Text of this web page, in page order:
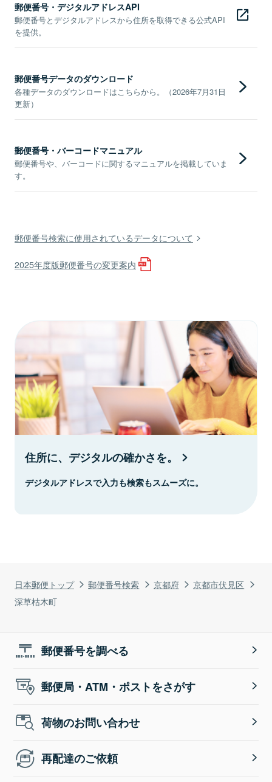
日本郵便トップ 郵便番号検索 京都府
京都市伏見区
深草枯木町
郵便番号・デジタルアドレスAPI
郵便番号とデジタルアドレスから住所を取得できる公式API
を提供。
郵便番号データのダウンロード
各種データのダウンロードはこちらから。（2026年7月31日
更新）
郵便番号・バーコードマニュアル
郵便番号や、バーコードに関するマニュアルを掲載していま
す。
郵便番号検索に使用されているデータについて
2025年度版郵便番号の変更案内
住所に、デジタルの確かさを。
デジタルアドレスで入力も検索もスムーズに。
郵便番号を調べる
郵便局・ATM・ポストをさがす
荷物のお問い合わせ
再配達のご依頼